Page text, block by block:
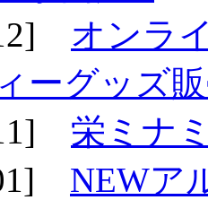
オンラ
ーグッズ
栄ミナ
NEWア